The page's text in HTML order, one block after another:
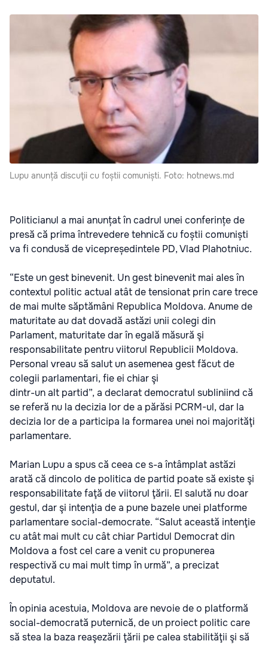
Lupu anunță discuţii cu foștii comuniști. Foto: hotnews.md
Politicianul a mai anunțat în cadrul unei conferințe de
presă că prima întrevedere tehnică cu foștii comuniști
va fi condusă de vicepreședintele PD, Vlad Plahotniuc.
“Este un gest binevenit. Un gest binevenit mai ales în
contextul politic actual atât de tensionat prin care trece
de mai multe săptămâni Republica Moldova. Anume de
maturitate au dat dovadă astăzi unii colegi din
Parlament, maturitate dar în egală măsură şi
responsabilitate pentru viitorul Republicii Moldova.
Personal vreau să salut un asemenea gest făcut de
colegii parlamentari, fie ei chiar şi
dintr-un alt partid”, a declarat democratul subliniind că
se referă nu la decizia lor de a părăsi PCRM-ul, dar la
decizia lor de a participa la formarea unei noi majorităţi
parlamentare.
Marian Lupu a spus că ceea ce s-a întâmplat astăzi
arată că dincolo de politica de partid poate să existe şi
responsabilitate faţă de viitorul ţării. El salută nu doar
gestul, dar şi intenţia de a pune bazele unei platforme
parlamentare social-democrate. “Salut această intenţie
cu atât mai mult cu cât chiar Partidul Democrat din
Moldova a fost cel care a venit cu propunerea
respectivă cu mai mult timp în urmă”, a precizat
deputatul.
În opinia acestuia, Moldova are nevoie de o platformă
social-democrată puternică, de un proiect politic care
să stea la baza reaşezării ţării pe calea stabilităţii şi să